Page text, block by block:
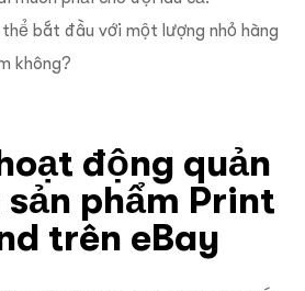
bắt đầu với một lượng nhỏ hàng
không?
động quản
phẩm Print
trên eBay